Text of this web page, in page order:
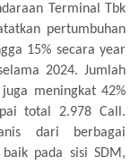
Terminal Tbk
pertumbuhan
15% secara year
2024. Jumlah
meningkat 42%
total 2.978 Call.
dari berbagai
pada sisi SDM,